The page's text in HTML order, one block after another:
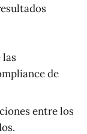
las
de
entre los